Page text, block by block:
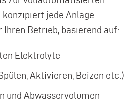
konzipiert jede Anlage
Betrieb, basierend auf:
Elektrolyte
Aktivieren, Beizen etc.)
und Abwasservolumen